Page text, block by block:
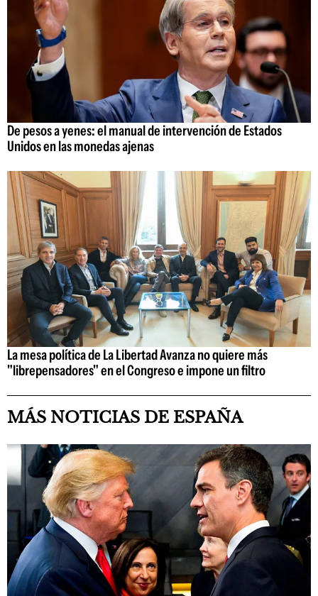
De pesos a yenes: el manual de intervención de Estados
Unidos en las monedas ajenas
La mesa política de La Libertad Avanza no quiere más
"librepensadores" en el Congreso e impone un filtro
MÁS NOTICIAS DE ESPAÑA